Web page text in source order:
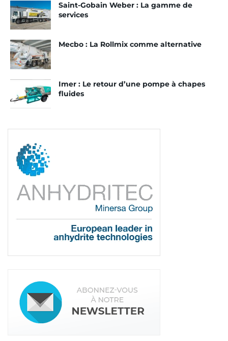
mortiers, Imer développe aussi une gamme de
solutions pour les chapistes. Walter Baffioni,
directeur commercial d’Imer France, précise la
composition de celle-ci.
Comment s’organise votre gamme de
pompes à chape traditionnelle ?
Ce sont des transporteurs de chapes
traditionnelles, qui sont composés avec ou sans
compresseurs. Ils peuvent être tractés ou non, et
avec ou sans nettoyeurs haute pression. Notre
modèle le plus populaire reste le Mover 270, d’une
puissance de 20 kW, avec une cuve importante.
Avec ce type de modèles, on se rend compte que
les chapistes préfèrent les machines de grosses
capacités pouvant correspondre à un large type
Lire aussi : Imer, spécialiste de la chape
traditionnelle
Saint-Gobain Weber : La gamme de
services
Mecbo : La Rollmix comme alternative
Imer : Le retour d’une pompe à chapes
fluides